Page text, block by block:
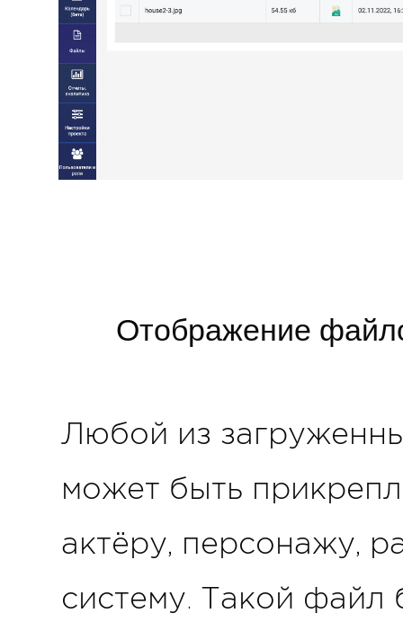
Отображение
Любой из
может быть
актёру, персонажу,
систему. Такой файл